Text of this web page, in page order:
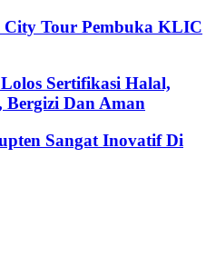
City Tour Pembuka KLIC
Sertifikasi Halal,
Dan Aman
Sangat Inovatif Di